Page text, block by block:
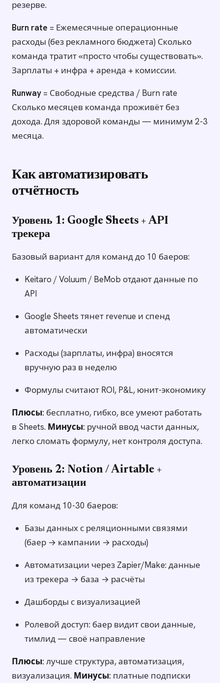
резерве.
Burn rate = Ежемесячные операционные
расходы (без рекламного бюджета) Сколько
команда тратит «просто чтобы существовать».
Зарплаты + инфра + аренда + комиссии.
Runway = Свободные средства / Burn rate
Сколько месяцев команда проживёт без
дохода. Для здоровой команды — минимум 2-3
месяца.
Как автоматизировать
отчётность
Уровень 1: Google Sheets + API
трекера
Базовый вариант для команд до 10 баеров:
Keitaro / Voluum / BeMob отдают данные по
API
Google Sheets тянет revenue и спенд
автоматически
Расходы (зарплаты, инфра) вносятся
вручную раз в неделю
Формулы считают ROI, P&L, юнит-экономику
Плюсы: бесплатно, гибко, все умеют работать
в Sheets. Минусы: ручной ввод части данных,
легко сломать формулу, нет контроля доступа.
Уровень 2: Notion / Airtable +
автоматизации
Для команд 10-30 баеров:
Базы данных с реляционными связями
(баер → кампании → расходы)
Автоматизации через Zapier/Make: данные
из трекера → база → расчёты
Дашборды с визуализацией
Ролевой доступ: баер видит свои данные,
тимлид — своё направление
Плюсы: лучше структура, автоматизация,
визуализация. Минусы: платные подписки